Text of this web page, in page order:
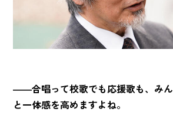
――合唱って校歌でも応援歌も、み
と一体感を高めますよね。